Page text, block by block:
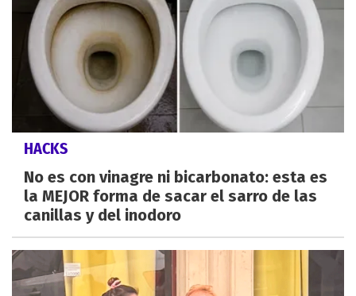
HACKS
No es con vinagre ni bicarbonato: esta es
la MEJOR forma de sacar el sarro de las
canillas y del inodoro